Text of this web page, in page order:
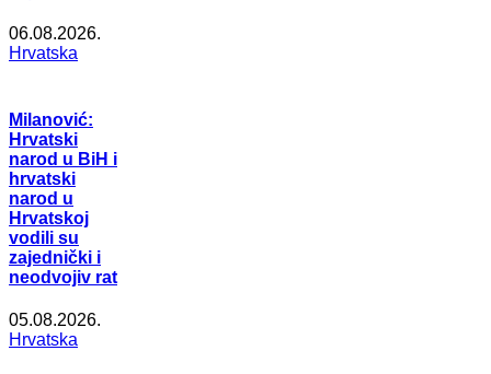
06.08.2026.
Hrvatska
Milanović:
Hrvatski
narod u BiH i
hrvatski
narod u
Hrvatskoj
vodili su
zajednički i
neodvojiv rat
05.08.2026.
Hrvatska